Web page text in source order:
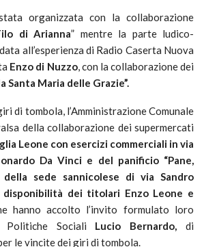
organizzata con la collaborazione
di Arianna” mentre la parte ludico-
all’esperienza di Radio Caserta Nuova
Enzo di Nuzzo, con la collaborazione dei
Santa Maria delle Grazie”.
di tombola, l’Amministrazione Comunale
della collaborazione dei supermercati
Leone con esercizi commerciali in via
Da Vinci e del panificio “Pane,
sede sannicolese di via Sandro
disponibilità dei titolari Enzo Leone e
hanno accolto l’invito formulato loro
Politiche Sociali Lucio Bernardo, di
le vincite dei giri di tombola.